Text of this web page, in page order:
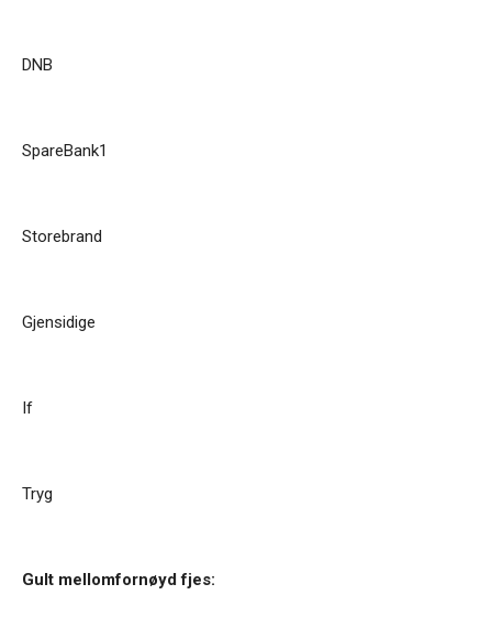
DNB
SpareBank1
Storebrand
Gjensidige
If
Tryg
Gult mellomfornøyd fjes: